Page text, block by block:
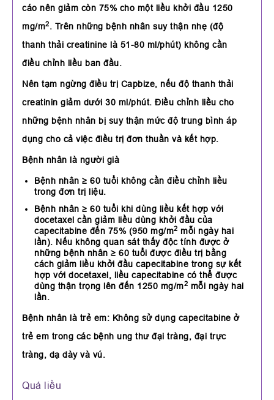
cáo nên giảm còn 75% cho một liều khởi đầu 1250
mg/m2. Trên những bệnh nhân suy thận nhẹ (độ
thanh thải creatinine là 51-80 ml/phút) không cần
điều chỉnh liều ban đầu.
Nên tạm ngừng điều trị Capbize, nếu độ thanh thải
creatinin giảm dưới 30 ml/phút. Điều chỉnh liều cho
những bệnh nhân bị suy thận mức độ trung bình áp
dụng cho cả việc điều trị đơn thuần và kết hợp.
Bệnh nhân là người già
Bệnh nhân ≥ 60 tuổi không cần điều chỉnh liều
trong đơn trị liệu.
Bệnh nhân ≥ 60 tuổi khi dùng liều kết hợp với
docetaxel cần giảm liều dùng khởi đầu của
capecitabine đến 75% (950 mg/m2 mỗi ngày hai
lần). Nếu không quan sát thấy độc tính được ở
những bệnh nhân ≥ 60 tuổi được điều trị bằng
cách giảm liều khởi đầu capecitabine trong sự kết
hợp với docetaxel, liều capecitabine có thể được
dùng thận trọng lên đến 1250 mg/m2 mỗi ngày hai
lần.
Bệnh nhân là trẻ em: Không sử dụng capecitabine ở
trẻ em trong các bệnh ung thư đại tràng, đại trực
tràng, dạ dày và vú.
Quá liều